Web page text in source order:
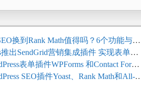
换到Rank Math值得吗？6个功能与切
单
推出SendGrid营销集成插件 实现表单联
步 表单插件WPForms 和Contact Form
SEO插件Yoast、Rank Math和All-